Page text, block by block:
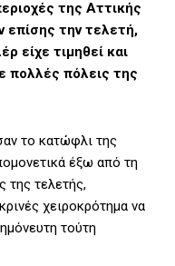
της Αττικής
επίσης την τελετή,
είχε τιμηθεί και
πολλές πόλεις της
το κατώφλι της
έξω από τη
της τελετής,
χειροκρότημα να
τούτη